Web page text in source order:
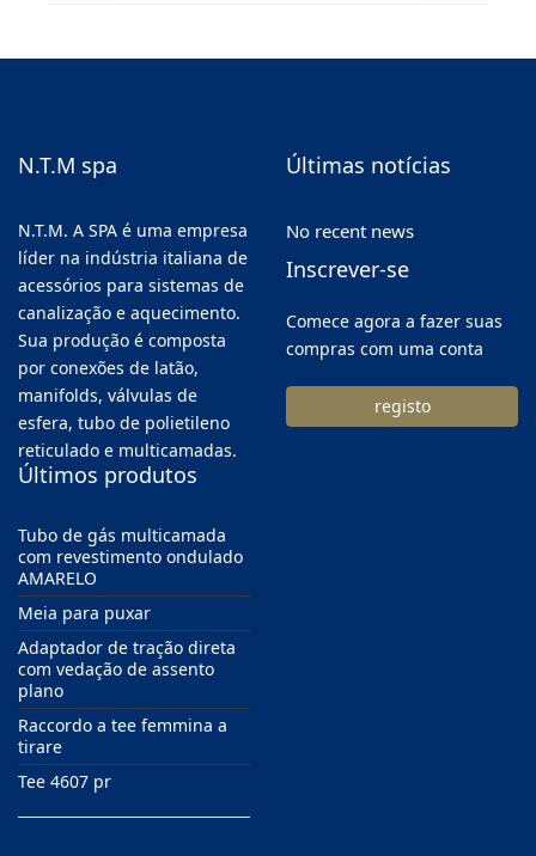
N.T.M spa
N.T.M. A SPA é uma empresa
líder na indústria italiana de
acessórios para sistemas de
canalização e aquecimento.
Sua produção é composta
por conexões de latão,
manifolds, válvulas de
esfera, tubo de polietileno
reticulado e multicamadas.
Últimos produtos
Tubo de gás multicamada
com revestimento ondulado
AMARELO
Meia para puxar
Adaptador de tração direta
com vedação de assento
plano
Raccordo a tee femmina a
tirare
Tee 4607 pr
Últimas notícias
No recent news
Inscrever-se
Comece agora a fazer suas
compras com uma conta
registo